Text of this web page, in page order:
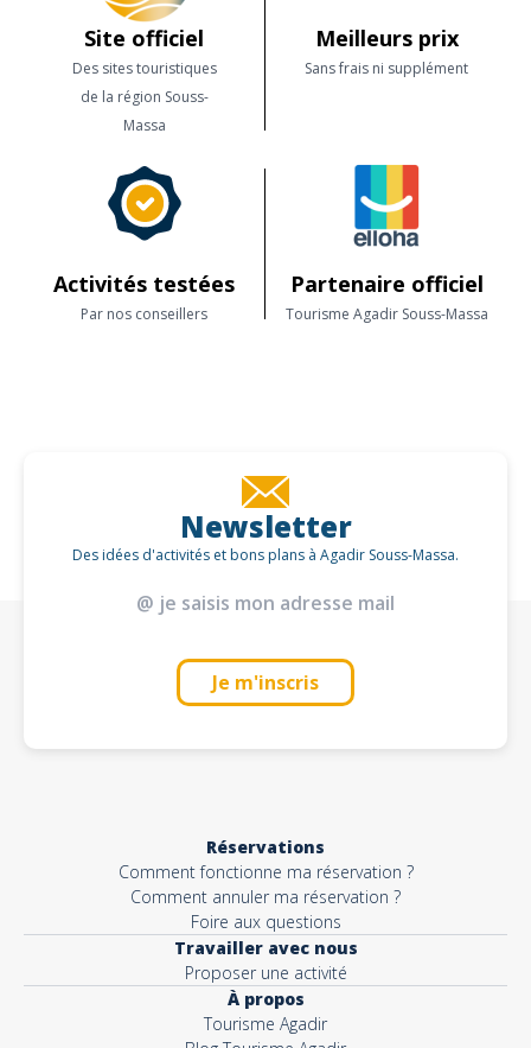
Site officiel
Des sites touristiques
de la région Souss-
Massa
Meilleurs prix
Sans frais ni supplément
Activités testées
Par nos conseillers
Partenaire officiel
Tourisme Agadir Souss-Massa
Newsletter
Des idées d'activités et bons plans à Agadir Souss-Massa.
Je m'inscris
Réservations
Comment fonctionne ma réservation ?
Comment annuler ma réservation ?
Foire aux questions
Travailler avec nous
Proposer une activité
À propos
Tourisme Agadir